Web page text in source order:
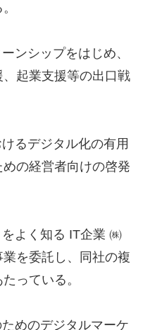
ンシップをはじめ、
起業支援等の出口戦
るデジタル化の有用
の経営者向けの啓発
よく知る IT企業 ㈱
を委託し、同社の複
っている。
めのデジタルマーケ